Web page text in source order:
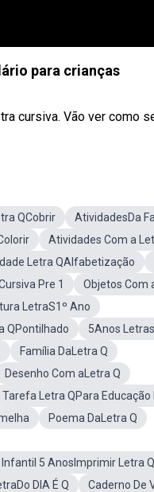
para crianças
cursiva. Vão ver como
QCobrir
AtividadesDa
Atividades Com a
Letra QAlfabetização
Pre 1
Objetos Com
LetraS1º Ano
QPontilhado
5Anos Letras
Família DaLetra Q
Desenho Com aLetra Q
Tarefa Letra QPara Educação
Poema DaLetra Q
5 AnosImprimir Letra
DIA É Q
Caderno De